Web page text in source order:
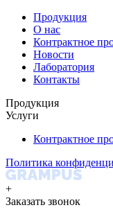
Продукция
О нас
Контрактное
Новости
Лаборатория
Контакты
Продукция
Услуги
Контрактное
Политика
+
Заказать звонок